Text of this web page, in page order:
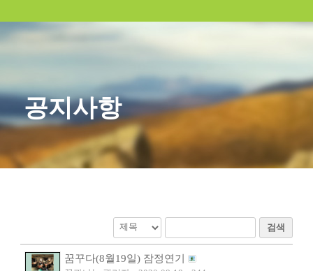
공지사항
검색
꿈꾸다(8월19일) 잠정연기